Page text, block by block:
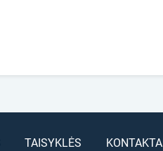
TAISYKLĖS